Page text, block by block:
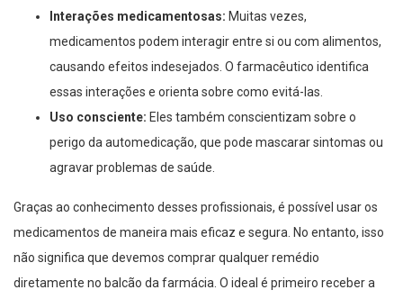
Interações medicamentosas: Muitas vezes,
medicamentos podem interagir entre si ou com alimentos,
causando efeitos indesejados. O farmacêutico identifica
essas interações e orienta sobre como evitá-las.
Uso consciente: Eles também conscientizam sobre o
perigo da automedicação, que pode mascarar sintomas ou
agravar problemas de saúde.
Graças ao conhecimento desses profissionais, é possível usar os
medicamentos de maneira mais eficaz e segura. No entanto, isso
não significa que devemos comprar qualquer remédio
diretamente no balcão da farmácia. O ideal é primeiro receber a